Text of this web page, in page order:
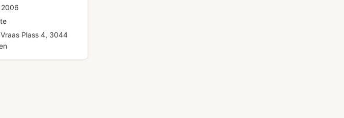
2006
Plass 4, 3044